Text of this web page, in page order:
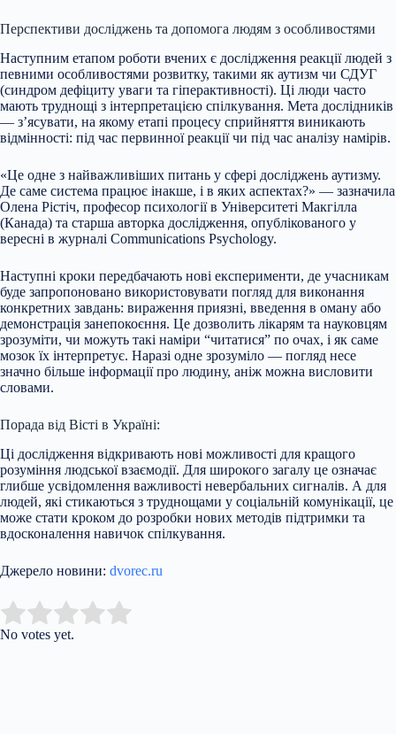
Перспективи досліджень та допомога людям з особливостями
Наступним етапом роботи вчених є дослідження реакції людей з
певними особливостями розвитку, такими як аутизм чи СДУГ
(синдром дефіциту уваги та гіперактивності). Ці люди часто
мають труднощі з інтерпретацією спілкування. Мета дослідників
— з’ясувати, на якому етапі процесу сприйняття виникають
відмінності: під час первинної реакції чи під час аналізу намірів.
«Це одне з найважливіших питань у сфері досліджень аутизму.
Де саме система працює інакше, і в яких аспектах?» — зазначила
Олена Рістіч, професор психології в Університеті Макгілла
(Канада) та старша авторка дослідження, опублікованого у
вересні в журналі Communications Psychology.
Наступні кроки передбачають нові експерименти, де учасникам
буде запропоновано використовувати погляд для виконання
конкретних завдань: вираження приязні, введення в оману або
демонстрація занепокоєння. Це дозволить лікарям та науковцям
зрозуміти, чи можуть такі наміри “читатися” по очах, і як саме
мозок їх інтерпретує. Наразі одне зрозуміло — погляд несе
значно більше інформації про людину, аніж можна висловити
словами.
Порада від Вісті в Україні:
Ці дослідження відкривають нові можливості для кращого
розуміння людської взаємодії. Для широкого загалу це означає
глибше усвідомлення важливості невербальних сигналів. А для
людей, які стикаються з труднощами у соціальній комунікації, це
може стати кроком до розробки нових методів підтримки та
вдосконалення навичок спілкування.
Джерело новини: dvorec.ru
Rate this item:
No votes yet.